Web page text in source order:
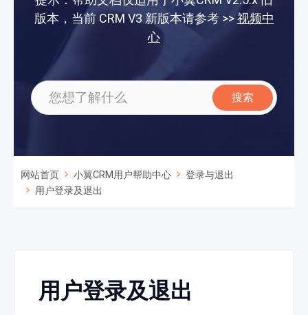
版本，当前 CRM V3 新版本请参考 >>视频中
心
网站首页 小翼CRM用户帮助中心
登录与退出
用户登录及退出
用户登录及退出